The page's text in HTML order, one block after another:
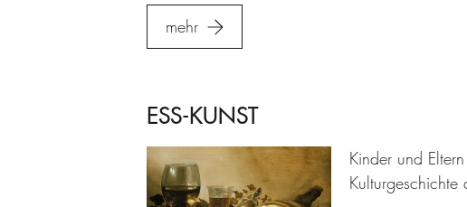
mehr
ESS-KUNST
Kinder und
Kulturgeschichte